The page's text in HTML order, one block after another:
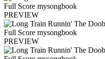
PREVIEW
PREVIEW